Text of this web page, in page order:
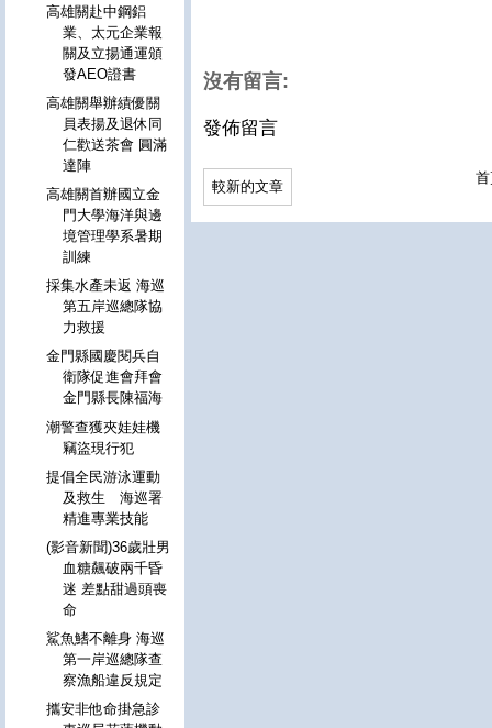
沒有留言:
發佈留言
較新的文章
高雄關赴中鋼鋁
業、太元企業報
關及立揚通運頒
發AEO證書
高雄關舉辦績優關
員表揚及退休同
仁歡送茶會 圓滿
達陣
高雄關首辦國立金
門大學海洋與邊
境管理學系暑期
訓練
採集水產未返 海巡
第五岸巡總隊協
力救援
金門縣國慶閱兵自
衛隊促進會拜會
金門縣長陳福海
潮警查獲夾娃娃機
竊盜現行犯
提倡全民游泳運動
及救生 海巡署
精進專業技能
(影音新聞)36歲壯男
血糖飆破兩千昏
迷 差點甜過頭喪
命
鯊魚鰭不離身 海巡
第一岸巡總隊查
察漁船違反規定
攜安非他命掛急診